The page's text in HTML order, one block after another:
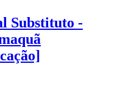
Substituto -